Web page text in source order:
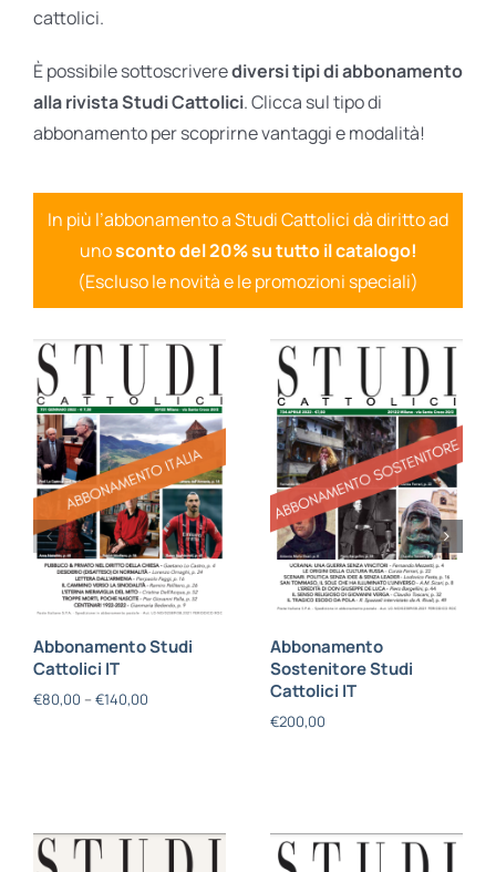
cattolici.
È possibile sottoscriverediversi tipi di abbonamento
alla rivista Studi Cattolici. Clicca sul tipo di
abbonamento per scoprirne vantaggi e modalità!
In più l’abbonamento a Studi Cattolici dà diritto ad
unosconto del 20% su tutto il catalogo!
(Escluso le novità e le promozioni speciali)
Abbonamento Studi
Cattolici IT
€80,00 – €140,00
Abbonamento
Sostenitore Studi
Cattolici IT
€200,00